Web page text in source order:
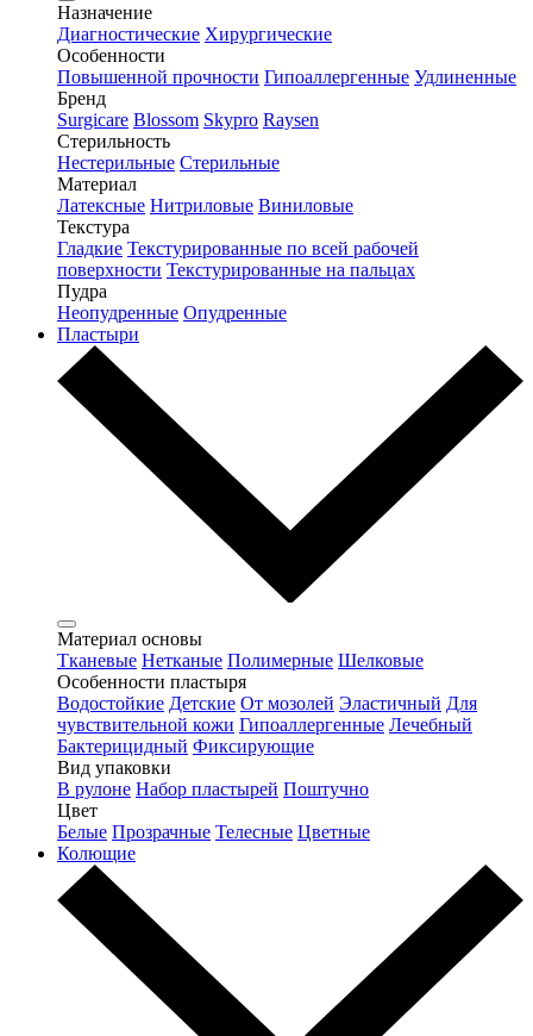
Назначение
Диагностические Хирургические
Особенности
Повышенной прочности Гипоаллергенные Удлиненные
Бренд
Surgicare Blossom Skypro Raysen
Стерильность
Нестерильные Стерильные
Материал
Латексные Нитриловые Виниловые
Текстура
Гладкие Текстурированные по всей рабочей
поверхности Текстурированные на пальцах
Пудра
Неопудренные Опудренные
Пластыри
Материал основы
Тканевые Нетканые Полимерные Шелковые
Особенности пластыря
Водостойкие Детские От мозолей Эластичный Для
чувствительной кожи Гипоаллергенные Лечебный
Бактерицидный Фиксирующие
Вид упаковки
В рулоне Набор пластырей Поштучно
Цвет
Белые Прозрачные Телесные Цветные
Колющие